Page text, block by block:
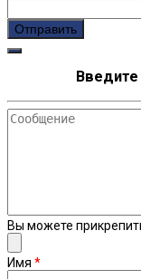
Сообщение
Вы можете
Имя *